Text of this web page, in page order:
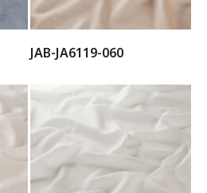
JAB-JA6119-060